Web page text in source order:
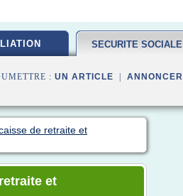
SECURITE SOCIALE
: UN ARTICLE ANNONCER
de retraite et
et